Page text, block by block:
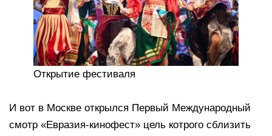
Открытие фестиваля
И вот в Москве открылся Первый Международный
смотр «Евразия-кинофест» цель котрого сблизить